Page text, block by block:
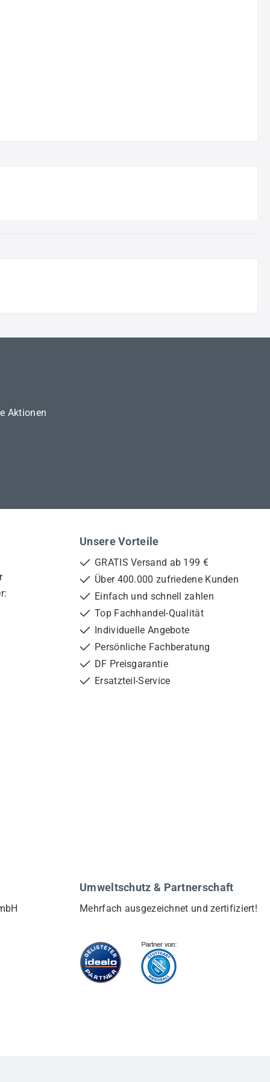
Aktionen
Unsere Vorteile
GRATIS Versand ab 199 €
Über 400.000 zufriedene Kunden
Einfach und schnell zahlen
Top Fachhandel-Qualität
Individuelle Angebote
Persönliche Fachberatung
DF Preisgarantie
Ersatzteil-Service
Umweltschutz & Partnerschaft
Mehrfach ausgezeichnet und zertifiziert!